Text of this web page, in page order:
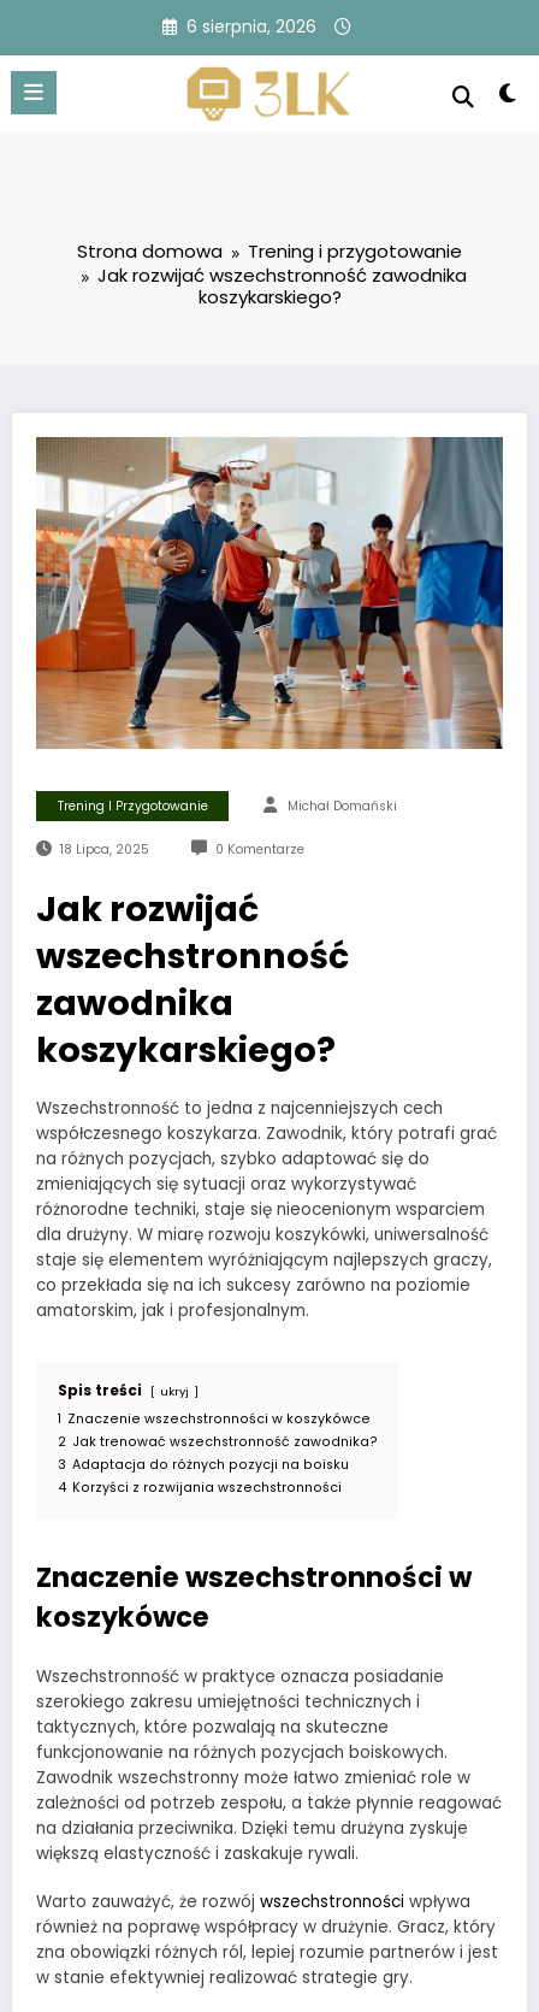
treści
6 sierpnia, 2026
Strona domowa
Trening i przygotowanie
Jak rozwijać wszechstronność zawodnika
koszykarskiego?
Trening I Przygotowanie Michał Domański
18 Lipca, 2025 0 Komentarze
Jak rozwijać
wszechstronność
zawodnika
koszykarskiego?
Wszechstronność to jedna z najcenniejszych cech
współczesnego koszykarza. Zawodnik, który potrafi grać
na różnych pozycjach, szybko adaptować się do
zmieniających się sytuacji oraz wykorzystywać
różnorodne techniki, staje się nieocenionym wsparciem
dla drużyny. W miarę rozwoju koszykówki, uniwersalność
staje się elementem wyróżniającym najlepszych graczy,
co przekłada się na ich sukcesy zarówno na poziomie
amatorskim, jak i profesjonalnym.
Spis treści ukryj
1 Znaczenie wszechstronności w koszykówce
2 Jak trenować wszechstronność zawodnika?
3 Adaptacja do różnych pozycji na boisku
4 Korzyści z rozwijania wszechstronności
Znaczenie wszechstronności w
koszykówce
Wszechstronność w praktyce oznacza posiadanie
szerokiego zakresu umiejętności technicznych i
taktycznych, które pozwalają na skuteczne
funkcjonowanie na różnych pozycjach boiskowych.
Zawodnik wszechstronny może łatwo zmieniać role w
zależności od potrzeb zespołu, a także płynnie reagować
na działania przeciwnika. Dzięki temu drużyna zyskuje
większą elastyczność i zaskakuje rywali.
Warto zauważyć, że rozwój wszechstronności wpływa
również na poprawę współpracy w drużynie. Gracz, który
zna obowiązki różnych ról, lepiej rozumie partnerów i jest
w stanie efektywniej realizować strategie gry.